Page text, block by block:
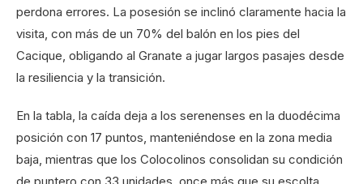
perdona errores. La posesión se inclinó claramente hacia la
visita, con más de un 70% del balón en los pies del
Cacique, obligando al Granate a jugar largos pasajes desde
la resiliencia y la transición.
En la tabla, la caída deja a los serenenses en la duodécima
posición con 17 puntos, manteniéndose en la zona media
baja, mientras que los Colocolinos consolidan su condición